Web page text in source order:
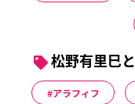
松野有里巳
アラフィフ